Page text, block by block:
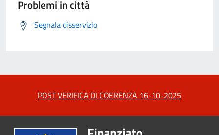
Problemi in città
Segnala disservizio
POST VERIFICA DI COERENZA 16-10-2025